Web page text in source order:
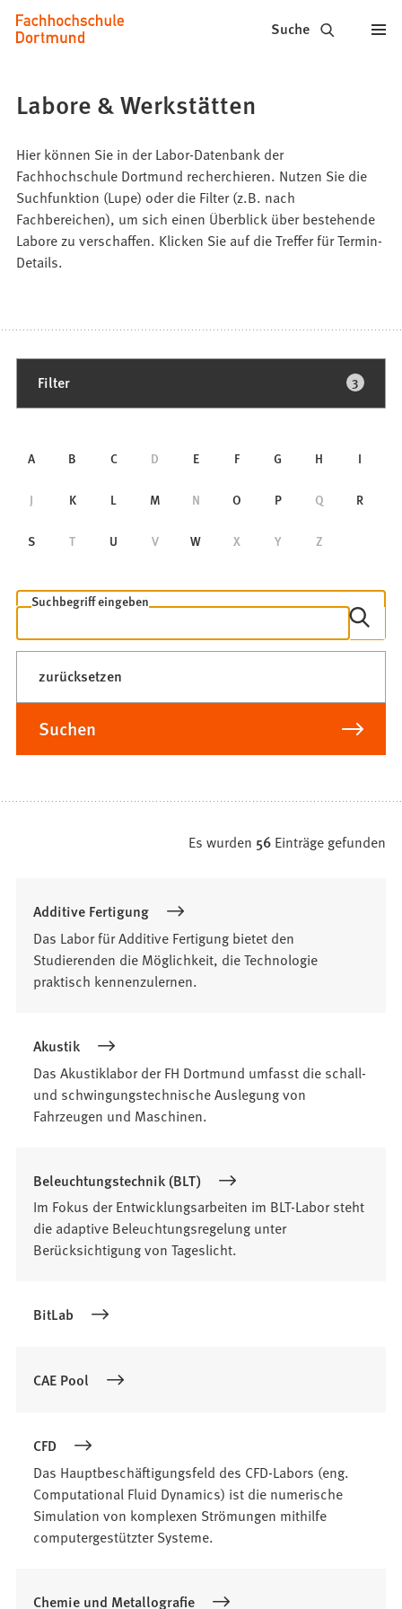
Inhalt anspringen
Fachhochschule
Dortmund
Studium,
Studiengänge,
Bewerbung
Suche
Labore & Werkstätten
Hier können Sie in der Labor-Datenbank der
Fachhochschule Dortmund recherchieren. Nutzen Sie die
Suchfunktion (Lupe) oder die Filter (z.B. nach
Fachbereichen), um sich einen Überblick über bestehende
Labore zu verschaffen. Klicken Sie auf die Treffer für Termin-
Details.
Filter 3
Suche
A B C D E F G H I
J K L M N O P Q R
S T U V W X Y Z
Freitextsuche
Suchbegriff eingeben
zurücksetzen
Suchen
Es wurden 56Einträge gefunden
Additive Fertigung
Das Labor für Additive Fertigung bietet den
Studierenden die Möglichkeit, die Technologie
praktisch kennenzulernen.
Akustik
Das Akustiklabor der FH Dortmund umfasst die schall-
und schwingungstechnische Auslegung von
Fahrzeugen und Maschinen.
Beleuchtungstechnik (BLT)
Im Fokus der Entwicklungsarbeiten im BLT-Labor steht
die adaptive Beleuchtungsregelung unter
Berücksichtigung von Tageslicht.
BitLab
CAE Pool
CFD
Das Hauptbeschäftigungsfeld des CFD-Labors (eng.
Computational Fluid Dynamics) ist die numerische
Simulation von komplexen Strömungen mithilfe
computergestützter Systeme.
Chemie und Metallografie